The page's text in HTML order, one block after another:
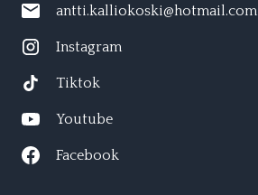
antti.kalliokoski@hotmail.com
Instagram
Tiktok
Youtube
Facebook